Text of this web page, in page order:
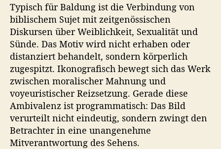
Typisch für Baldung ist die Verbindung von
biblischem Sujet mit zeitgenössischen
Diskursen über Weiblichkeit, Sexualität und
Sünde. Das Motiv wird nicht erhaben oder
distanziert behandelt, sondern körperlich
zugespitzt. Ikonografisch bewegt sich das Werk
zwischen moralischer Mahnung und
voyeuristischer Reizsetzung. Gerade diese
Ambivalenz ist programmatisch: Das Bild
verurteilt nicht eindeutig, sondern zwingt den
Betrachter in eine unangenehme
Mitverantwortung des Sehens.